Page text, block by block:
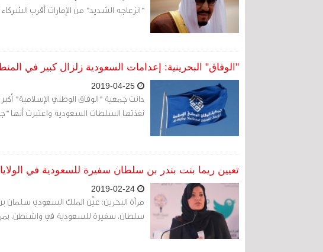
"انزعاجه الشديد" من الإمارات أقرب
"الوفاق" البحرينية: إعدامات السعودية زلزال كبير في
دانت جمعية "الوفاق الوطني الإسلامية"
نفذتها السلطات السعودية واعتبرت أنها
تعيين ريما بنت بندر بن سلطان سفيرة للسعودية في
مرآة البحرين: عيّن الملك السعودي سلمان بن
سلطان، سفيرة للسعودية في واشنطن،